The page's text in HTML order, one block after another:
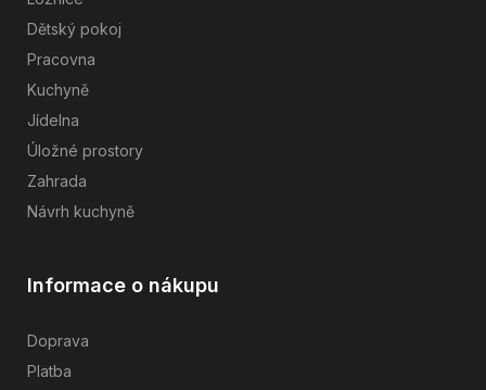
Dětský pokoj
Pracovna
Kuchyně
Jídelna
Úložné prostory
Zahrada
Návrh kuchyně
Informace o nákupu
Doprava
Platba